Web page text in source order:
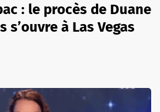
: le procès de Duane
s’ouvre à Las Vegas